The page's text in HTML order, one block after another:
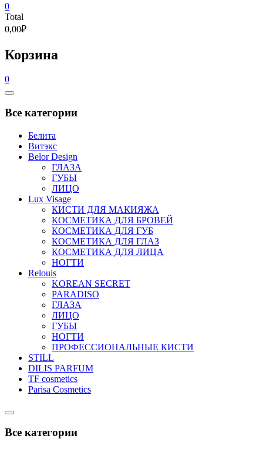
0
Total
0,00₽
Корзина
0
Catalog
Все категории
Белита
Витэкс
Belor Design
ГЛАЗА
ГУБЫ
ЛИЦО
Lux Visage
КИСТИ ДЛЯ МАКИЯЖА
КОСМЕТИКА ДЛЯ БРОВЕЙ
КОСМЕТИКА ДЛЯ ГУБ
КОСМЕТИКА ДЛЯ ГЛАЗ
КОСМЕТИКА ДЛЯ ЛИЦА
НОГТИ
Relouis
KOREAN SECRET
PARADISO
ГЛАЗА
ЛИЦО
ГУБЫ
НОГТИ
ПРОФЕССИОНАЛЬНЫЕ КИСТИ
STILL
DILIS PARFUM
TF cosmetics
Parisa Cosmetics
Catalog
Все категории